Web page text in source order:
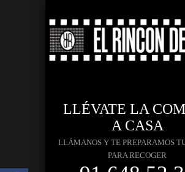
LLÉVATE LA
A CASA
LLÁMANOS Y TE PREPARAMOS
PARA RECOGER